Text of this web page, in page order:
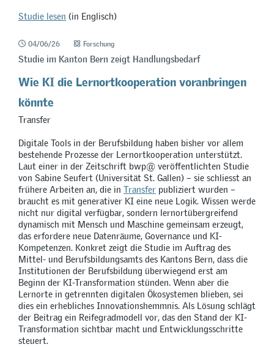
Studie lesen (in Englisch)
04/06/26 Forschung
Studie im Kanton Bern zeigt Handlungsbedarf
Wie KI die Lernortkooperation voranbringen
könnte
Transfer
Digitale Tools in der Berufsbildung haben bisher vor allem
bestehende Prozesse der Lernortkooperation unterstützt.
Laut einer in der Zeitschrift bwp@ veröffentlichten Studie
von Sabine Seufert (Universität St. Gallen) – sie schliesst an
frühere Arbeiten an, die in Transfer publiziert wurden –
braucht es mit generativer KI eine neue Logik. Wissen werde
nicht nur digital verfügbar, sondern lernortübergreifend
dynamisch mit Mensch und Maschine gemeinsam erzeugt,
das erfordere neue Datenräume, Governance und KI-
Kompetenzen. Konkret zeigt die Studie im Auftrag des
Mittel- und Berufsbildungsamts des Kantons Bern, dass die
Institutionen der Berufsbildung überwiegend erst am
Beginn der KI-Transformation stünden. Wenn aber die
Lernorte in getrennten digitalen Ökosystemen blieben, sei
dies ein erhebliches Innovationshemmnis. Als Lösung schlägt
der Beitrag ein Reifegradmodell vor, das den Stand der KI-
Transformation sichtbar macht und Entwicklungsschritte
steuert.